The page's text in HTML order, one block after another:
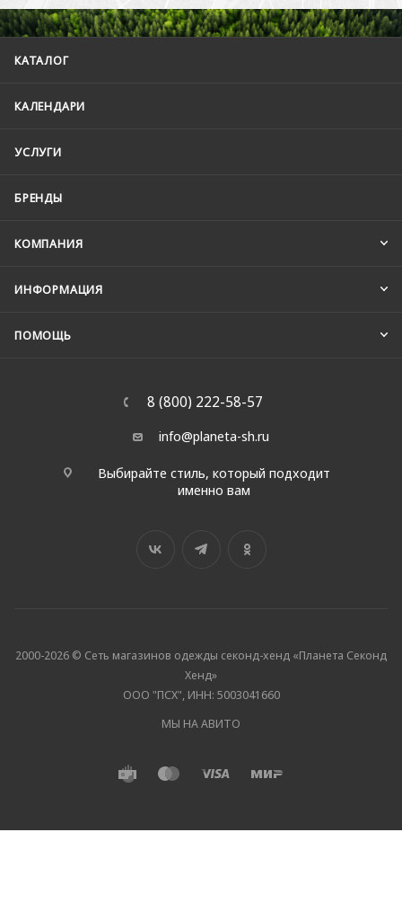
КАТАЛОГ
КАЛЕНДАРИ
УСЛУГИ
БРЕНДЫ
КОМПАНИЯ
ИНФОРМАЦИЯ
ПОМОЩЬ
8 (800) 222-58-57
info@planeta-sh.ru
Выбирайте стиль, который подходит
именно вам
2000-2026 © Сеть магазинов одежды секонд-хенд «Планета Секонд
Хенд»
ООО "ПСХ", ИНН: 5003041660
МЫ НА АВИТО